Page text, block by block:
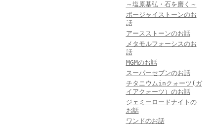
～塩原基弘・石を磨く～
ボージャイストーンのお
話
アースストーンのお話
メタモルフォーシスのお
話
MGMのお話
スーパーセブンのお話
チタニウムinクォーツ(ガ
イアクォーツ）のお話
ジェミーロードナイトの
お話
ワンドのお話